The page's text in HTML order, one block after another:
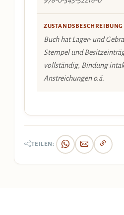
ZUSTANDSBESCHREIBUNG
Buch hat Lager- und
Stempel und
vollständig, Bindung
Anstreichungen o.ä.
TEILEN: